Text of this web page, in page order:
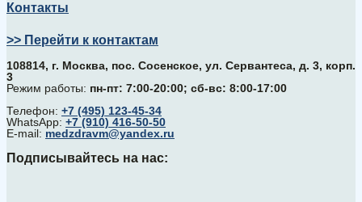
Контакты
>> Перейти к контактам
108814, г. Москва, поc. Сосенское, ул. Сервантеса, д. 3, корп.
3
Режим работы: пн-пт: 7:00-20:00; сб-вс: 8:00-17:00
Телефон: +7 (495) 123-45-34
WhatsApp: +7 (910) 416-50-50
E-mail: medzdravm@yandex.ru
Подписывайтесь на нас: